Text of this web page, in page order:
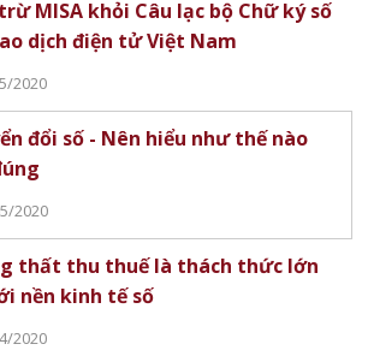
MISA khỏi Câu lạc bộ Chữ ký số
dịch điện tử Việt Nam
2020
đổi số - Nên hiểu như thế nào
2020
thất thu thuế là thách thức lớn
nền kinh tế số
2020